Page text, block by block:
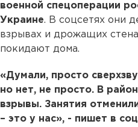
военной спецоперации
Украине. В соцсетях они
взрывах и дрожащих
покидают дома.
«Думали, просто
но нет, не просто. В
взрывы. Занятия
– это у нас», - пишет в